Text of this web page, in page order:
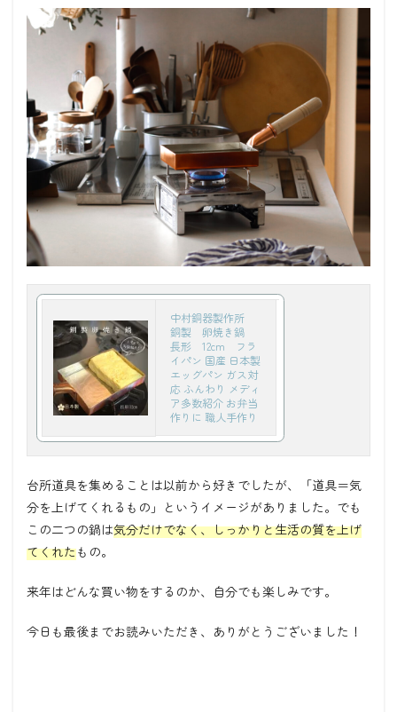
中村銅器製作所
銅製 卵焼き鍋
長形 12cm フラ
イパン 国産 日本製
エッグパン ガス対
応 ふんわり メディ
ア多数紹介 お弁当
作りに 職人手作り
台所道具を集めることは以前から好きでしたが、「道具＝気
分を上げてくれるもの」というイメージがありました。でも
この二つの鍋は気分だけでなく、しっかりと生活の質を上げ
てくれたもの。
来年はどんな買い物をするのか、自分でも楽しみです。
今日も最後までお読みいただき、ありがとうございました！